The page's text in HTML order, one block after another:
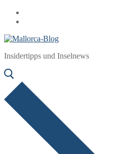
Zum
Inhalt
Menü
Schließen
Insidertipps und Inselnews